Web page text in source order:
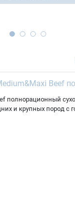
полнорационный
и крупных пород с